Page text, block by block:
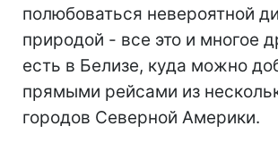
полюбоваться невероятной
природой - все это и многое
есть в Белизе, куда можно
прямыми рейсами из
городов Северной Америки.